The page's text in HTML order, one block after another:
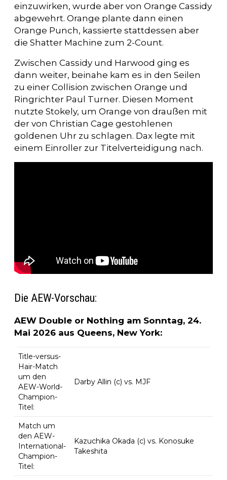
einzuwirken, wurde aber von Orange Cassidy
abgewehrt. Orange plante dann einen
Orange Punch, kassierte stattdessen aber
die Shatter Machine zum 2-Count.
Zwischen Cassidy und Harwood ging es
dann weiter, beinahe kam es in den Seilen
zu einer Collision zwischen Orange und
Ringrichter Paul Turner. Diesen Moment
nutzte Stokely, um Orange von draußen mit
der von Christian Cage gestohlenen
goldenen Uhr zu schlagen. Dax legte mit
einem Einroller zur Titelverteidigung nach.
Die AEW-Vorschau:
AEW Double or Nothing am Sonntag, 24.
Mai 2026 aus Queens, New York:
Title-versus-
Hair-Match
um den
AEW-World-
Champion-
Titel:
Darby Allin (c) vs. MJF
Match um
den AEW-
International-
Champion-
Titel:
Kazuchika Okada (c) vs. Konosuke
Takeshita